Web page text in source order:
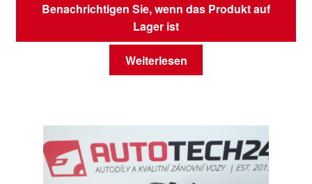
Benachrichtigen Sie, wenn das Produkt auf
Lager ist
Weiterlesen